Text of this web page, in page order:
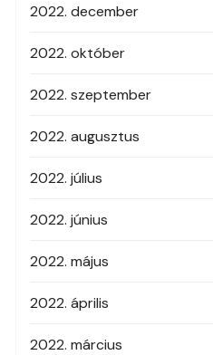
2022. december
2022. október
2022. szeptember
2022. augusztus
2022. július
2022. június
2022. május
2022. április
2022. március